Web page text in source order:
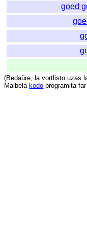
goed
(Bedaŭre, la vortlisto uzas
Malbela kodo programita far